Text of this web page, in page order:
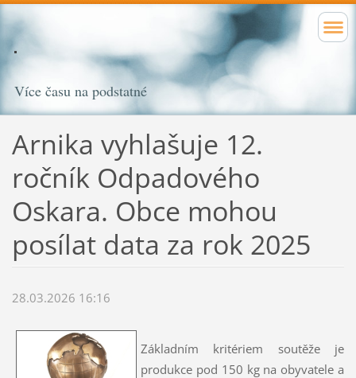
Více času na podstatné
Arnika vyhlašuje 12.
ročník Odpadového
Oskara. Obce mohou
posílat data za rok 2025
28.03.2026 16:16
Základním kritériem soutěže je
produkce pod 150 kg na obyvatele a